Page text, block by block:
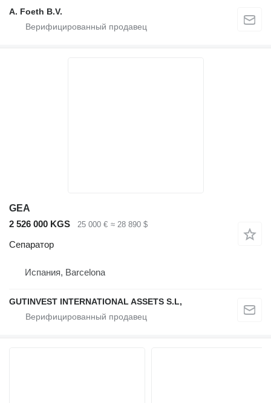
A. Foeth B.V.
GEA
2 526 000 KGS
25 000 € ≈ 28 890 $
Сепаратор
Испания, Barcelona
GUTINVEST INTERNATIONAL ASSETS S.L,